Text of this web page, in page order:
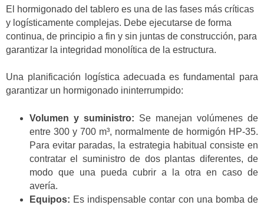
El hormigonado del tablero es una de las fases más críticas
y logísticamente complejas. Debe ejecutarse de forma
continua, de principio a fin y sin juntas de construcción, para
garantizar la integridad monolítica de la estructura.
Una planificación logística adecuada es fundamental para
garantizar un hormigonado ininterrumpido:
Volumen y suministro: Se manejan volúmenes de
entre 300 y 700 m³, normalmente de hormigón HP-35.
Para evitar paradas, la estrategia habitual consiste en
contratar el suministro de dos plantas diferentes, de
modo que una pueda cubrir a la otra en caso de
avería.
Equipos: Es indispensable contar con una bomba de